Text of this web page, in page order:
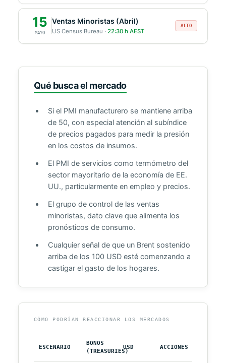
15
MAYO
Ventas Minoristas (Abril)
US Census Bureau · 22:30 h AEST
ALTO
Qué busca el mercado
Si el PMI manufacturero se mantiene arriba
de 50, con especial atención al subíndice
de precios pagados para medir la presión
en los costos de insumos.
El PMI de servicios como termómetro del
sector mayoritario de la economía de EE.
UU., particularmente en empleo y precios.
El grupo de control de las ventas
minoristas, dato clave que alimenta los
pronósticos de consumo.
Cualquier señal de que un Brent sostenido
arriba de los 100 USD esté comenzando a
castigar el gasto de los hogares.
CÓMO PODRÍAN REACCIONAR LOS MERCADOS
ESCENARIO
BONOS
(TREASURIES)
USD ACCIONES